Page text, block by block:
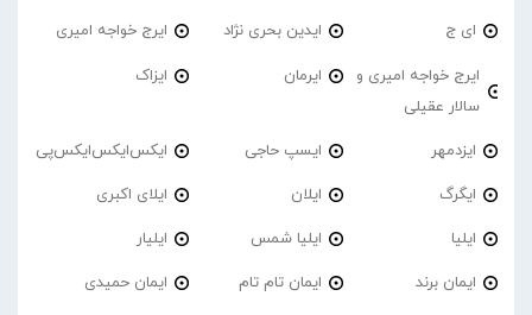
ای ج ایدین بحری نژاد ایرج خواجه امیری
ایرج خواجه امیری و
سالار عقیلی
ایرمان ایزاک
ایزدمهر ایسپ حاجی ایکس‌ایکس‌ایکس‌پی
ایگرگ ایلان ایلای اکبری
ایلیا ایلیا شمس ایلیار
ایمان برند ایمان تام تام ایمان حمیدی